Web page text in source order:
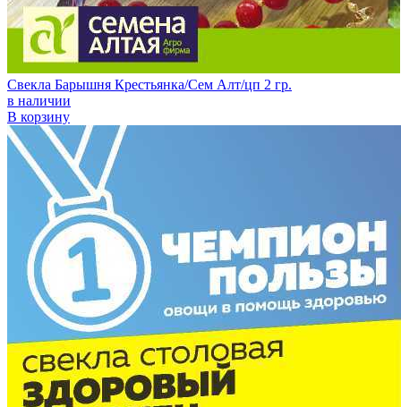
Свекла Барышня Крестьянка/Сем Алт/цп 2 гр.
в наличии
В корзину